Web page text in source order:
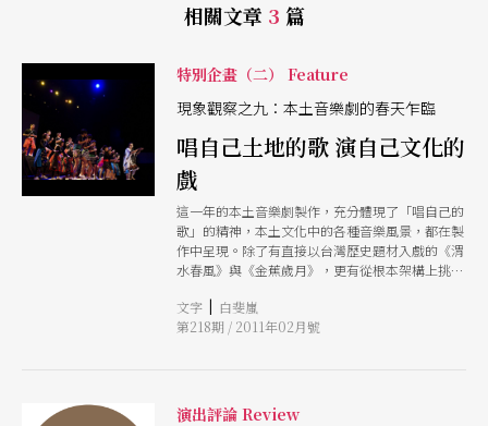
相關文章 3 篇
特別企畫（二） Feature
現象觀察之九：本土音樂劇的春天乍臨
唱自己土地的歌 演自己文化的
戲
這一年的本土音樂劇製作，充分體現了「唱自己的
歌」的精神，本土文化中的各種音樂風景，都在製
作中呈現。除了有直接以台灣歷史題材入戲的《渭
水春風》與《金蕉歲月》，更有從根本架構上挑戰
你》與《大國民進行曲》，在劇中織就了台灣本土
文化中不同脈絡的音樂，更展現了豐富的「台灣
文字 | 白斐嵐
第218期 / 2011年02月號
演出評論 Review